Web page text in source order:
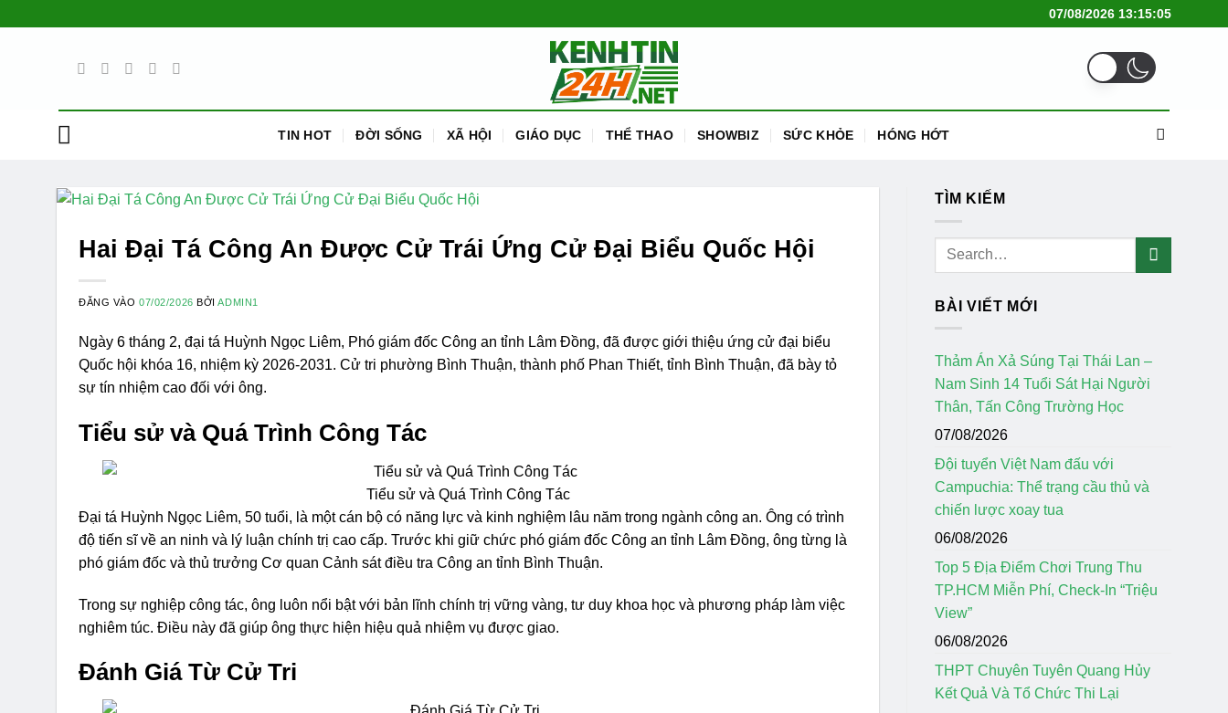
07/08/2026 13:15:05
TIN HOT ĐỜI SỐNG XÃ HỘI GIÁO DỤC THỂ THAO SHOWBIZ SỨC KHỎE HÓNG HỚT
Hai Đại Tá Công An Được Cử Trái Ứng Cử Đại Biểu Quốc Hội
ĐĂNG VÀO07/02/2026 BỞIADMIN1
Ngày 6 tháng 2, đại tá Huỳnh Ngọc Liêm, Phó giám đốc Công an tỉnh Lâm Đồng, đã được giới thiệu ứng cử đại biểu
Quốc hội khóa 16, nhiệm kỳ 2026-2031. Cử tri phường Bình Thuận, thành phố Phan Thiết, tỉnh Bình Thuận, đã bày tỏ
sự tín nhiệm cao đối với ông.
Tiểu sử và Quá Trình Công Tác
Tiểu sử và Quá Trình Công Tác
Đại tá Huỳnh Ngọc Liêm, 50 tuổi, là một cán bộ có năng lực và kinh nghiệm lâu năm trong ngành công an. Ông có trình
độ tiến sĩ về an ninh và lý luận chính trị cao cấp. Trước khi giữ chức phó giám đốc Công an tỉnh Lâm Đồng, ông từng là
phó giám đốc và thủ trưởng Cơ quan Cảnh sát điều tra Công an tỉnh Bình Thuận.
Trong sự nghiệp công tác, ông luôn nổi bật với bản lĩnh chính trị vững vàng, tư duy khoa học và phương pháp làm việc
nghiêm túc. Điều này đã giúp ông thực hiện hiệu quả nhiệm vụ được giao.
Đánh Giá Từ Cử Tri
TÌM KIẾM
BÀI VIẾT MỚI
Thảm Án Xả Súng Tại Thái Lan –
Nam Sinh 14 Tuổi Sát Hại Người
Thân, Tấn Công Trường Học
07/08/2026
Đội tuyển Việt Nam đấu với
Campuchia: Thể trạng cầu thủ và
chiến lược xoay tua
06/08/2026
Top 5 Địa Điểm Chơi Trung Thu
TP.HCM Miễn Phí, Check-In “Triệu
View”
06/08/2026
THPT Chuyên Tuyên Quang Hủy
Kết Quả Và Tổ Chức Thi Lại